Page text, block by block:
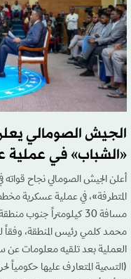
«الشباب» في عملية
المتطرفة»، في عملية عسكرية
مسافة 30 كيلومتراً
محمد كلمي رئيس المنطقة، وفقاً
العملية بعد تلقيه معلومات عن
(التسمية المتعارف عليها حكومياً